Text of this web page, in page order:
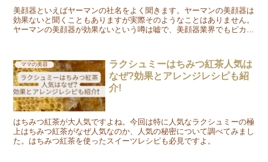
美顔器といえばヤーマンの社名をよく聞きます。ヤーマンの美顔器は
効果ないと聞くこともありますが実際そのようなことはありません。
ヤーマンの美顔器が効果ないという噂は嘘で、美顔器業界でもピカイ
ママの美容
ラクシュミーはちみつ紅茶人気は
なぜ?効果とアレンジレシピも紹
介!
はちみつ紅茶が大人気ですよね。今回は特に人気なラクシュミーの極
上はちみつ紅茶がなぜ人気なのか、人気の秘密について調べてみまし
た。はちみつ紅茶を使ったスイーツレシピも必見ですよ。